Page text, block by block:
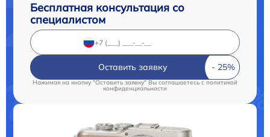
Бесплатная консультация со
специалистом
Оставить заявку
Нажимая на кнопку "Оставить заявку" Вы соглашаетесь c политикой
конфиденциальности